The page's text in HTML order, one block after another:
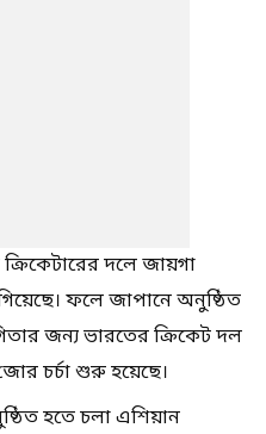
দলে জায়গা
ফলে জাপানে অনুষ্ঠিত
জন্য ভারতের ক্রিকেট দল
চর্চা শুরু হয়েছে।
হতে চলা এশিয়ান